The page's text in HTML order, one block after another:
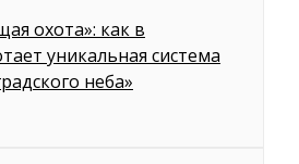
охота»: как в
уникальная система
неба»